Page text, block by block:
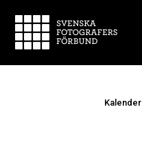
Skip to content.
Kalender